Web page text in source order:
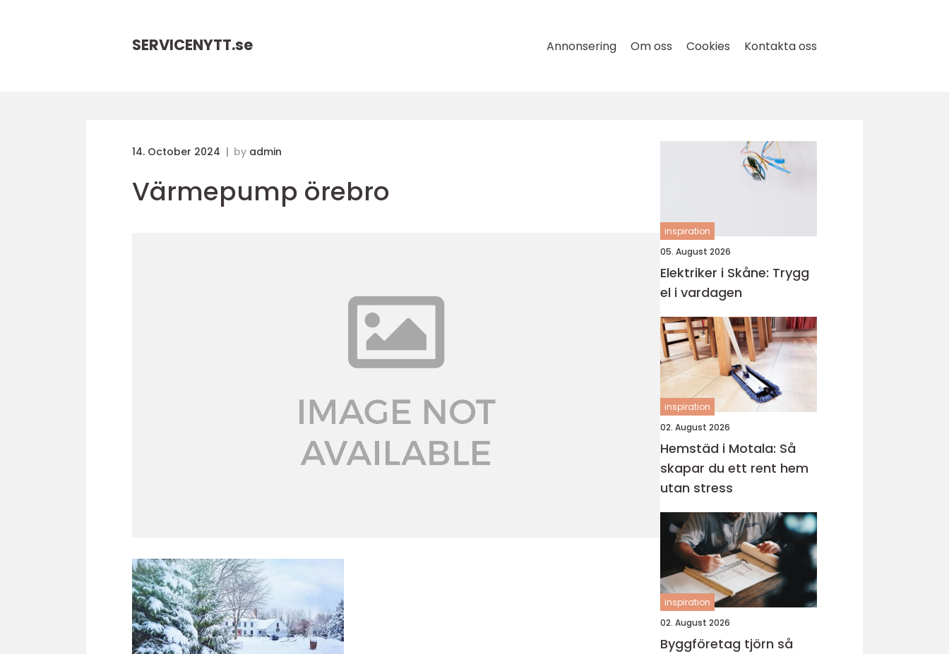
SERVICENYTT.se Annonsering Om oss Cookies Kontakta oss
14. October 2024 by admin
Värmepump örebro
inspiration
05. August 2026
Elektriker i Skåne: Trygg
el i vardagen
inspiration
02. August 2026
Hemstäd i Motala: Så
skapar du ett rent hem
utan stress
inspiration
02. August 2026
Byggföretag tjörn så